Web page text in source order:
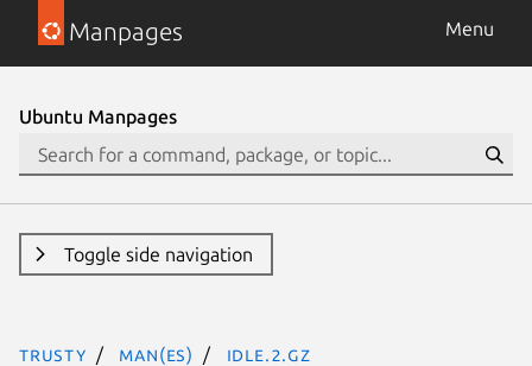
Manpages Menu
Ubuntu Manpages
Toggle side navigation
trusty man(es) idle.2.gz